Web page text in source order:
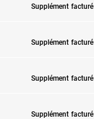
Supplément facturé
Supplément facturé
Supplément facturé
Supplément facturé